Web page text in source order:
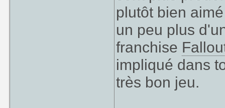
plutôt bien
un peu plus
franchise
impliqué dans
très bon jeu.